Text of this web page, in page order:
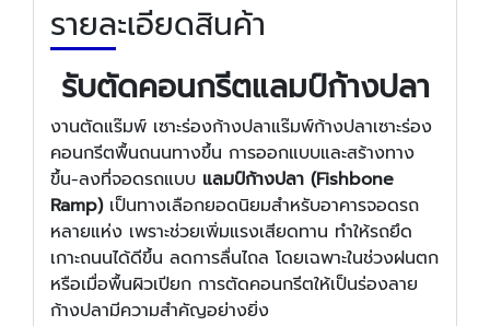
รายละเอียดสินค้า
รับตัดคอนกรีตแลมป์ก้างปลา
งานตัดแร๊มพ์ เซาะร่องก้างปลาแร๊มพ์ก้างปลาเซาะร่อง
คอนกรีตพื้นถนนทางขึ้น การออกแบบและสร้างทาง
ขึ้น-ลงที่จอดรถแบบ แลมป์ก้างปลา (Fishbone
Ramp)เป็นทางเลือกยอดนิยมสำหรับอาคารจอดรถ
หลายแห่ง เพราะช่วยเพิ่มแรงเสียดทาน ทำให้รถยึด
เกาะถนนได้ดีขึ้น ลดการลื่นไถล โดยเฉพาะในช่วงฝนตก
หรือเมื่อพื้นผิวเปียก การตัดคอนกรีตให้เป็นร่องลาย
ก้างปลามีความสำคัญอย่างยิ่ง